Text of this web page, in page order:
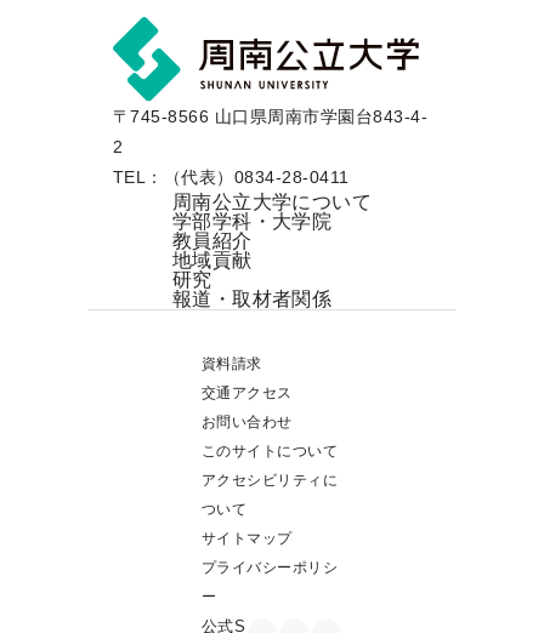
〒745-8566 山口県周南市学園台843-4-
2
TEL：（代表）0834-28-0411
周南公立大学について
学部学科・大学院
教員紹介
地域貢献
研究
報道・取材者関係
資料請求
交通アクセス
お問い合わせ
このサイトについて
アクセシビリティに
ついて
サイトマップ
プライバシーポリシ
ー
公式S